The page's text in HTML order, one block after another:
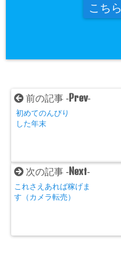
こちら
前の記事 - Prev-
初めてのんびり
した年末
次の記事 - Next-
これさえあれば稼げま
す（カメラ転売）